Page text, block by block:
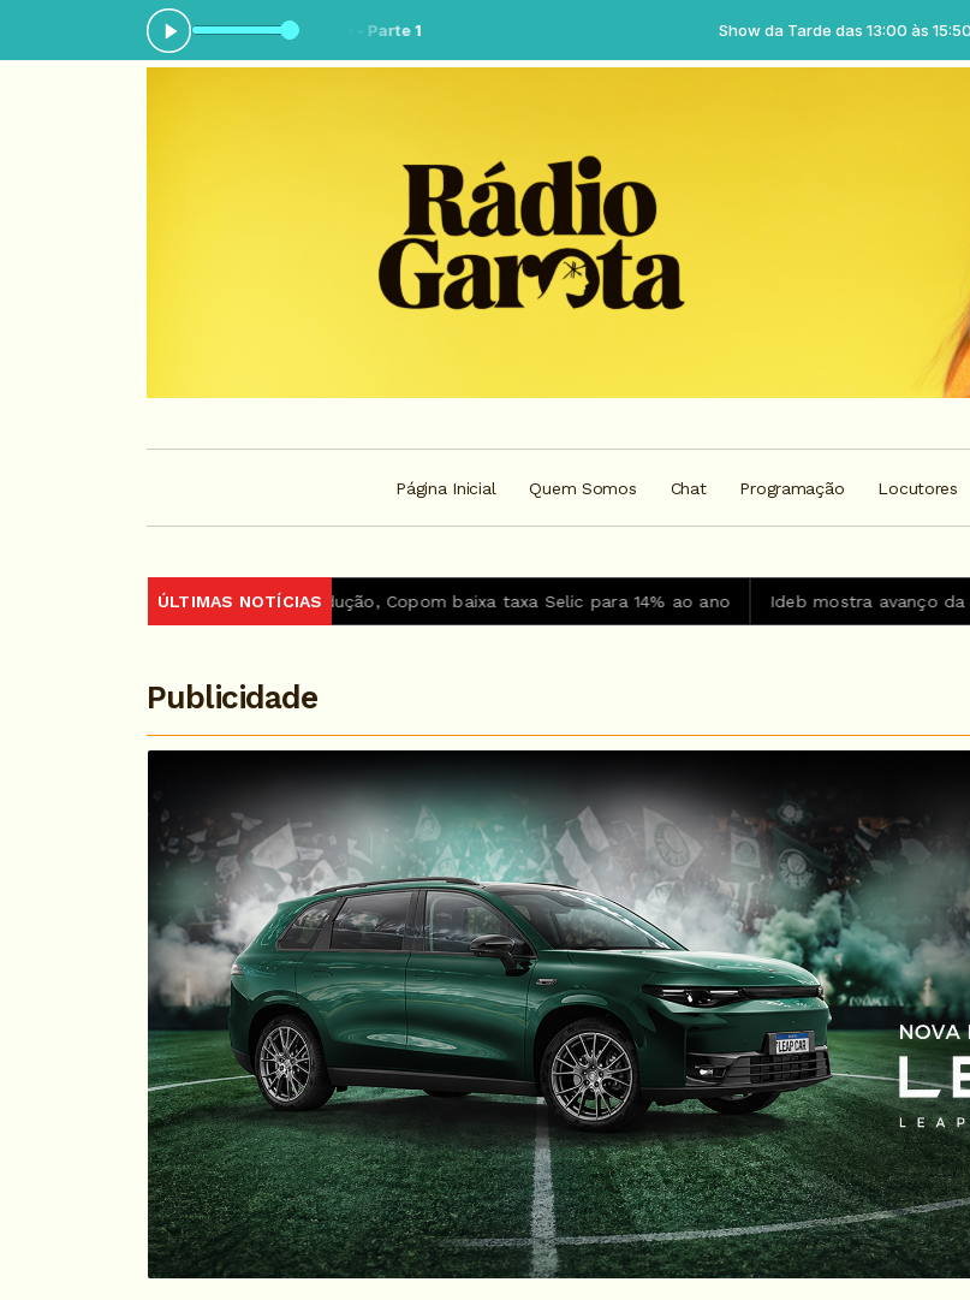
agora: Show da tarde - Parte 1 Show da Tarde das 13:00 às 15:50 -Tocando
Página Inicial Quem Somos Chat Programação Locutores
ÚLTIMAS NOTÍCIAS
Em nova redução, Copom baixa taxa Selic para 14% ao ano Ideb mostra avanço da educação básica
Publicidade